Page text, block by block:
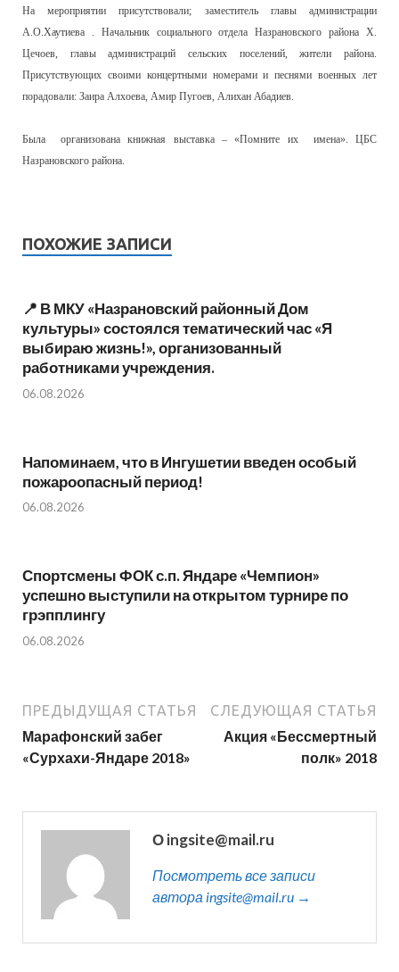
На мероприятии присутствовали; заместитель главы администрации
А.О.Хаутиева . Начальник социального отдела Назрановского района Х.
Цечоев, главы администраций сельских поселений, жители района.
Присутствующих своими концертными номерами и песнями военных лет
порадовали: Заира Алхоева, Амир Пугоев, Алихан Абадиев.
Была организована книжная выставка – «Помните их имена». ЦБС
Назрановского района.
ПОХОЖИЕ ЗАПИСИ
📍 В МКУ «Назрановский районный Дом
культуры» состоялся тематический час «Я
выбираю жизнь!», организованный
работниками учреждения.
06.08.2026
Напоминаем, что в Ингушетии введен особый
пожароопасный период!⁣⁣⠀
06.08.2026
Спортсмены ФОК с.п. Яндаре «Чемпион»
успешно выступили на открытом турнире по
грэпплингу
06.08.2026
ПРЕДЫДУЩАЯ СТАТЬЯ
Марафонский забег
«Сурхахи-Яндаре 2018»
СЛЕДУЮЩАЯ СТАТЬЯ
Акция «Бессмертный
полк» 2018
О ingsite@mail.ru
Посмотреть все записи
автора ingsite@mail.ru →